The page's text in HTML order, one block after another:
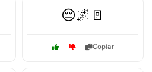
😔🌌🚪
Copiar